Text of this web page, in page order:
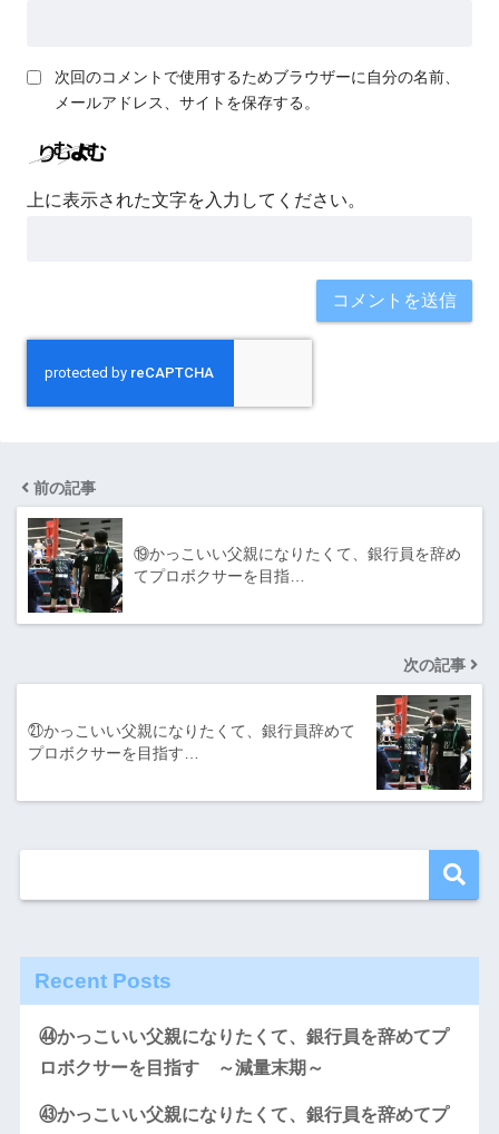
次回のコメントで使用するためブラウザーに自分の名前、
メールアドレス、サイトを保存する。
上に表示された文字を入力してください。
前の記事
⑲かっこいい父親になりたくて、銀行員を辞め
てプロボクサーを目指…
次の記事
㉑かっこいい父親になりたくて、銀行員辞めて
プロボクサーを目指す…
Recent Posts
㊹かっこいい父親になりたくて、銀行員を辞めてプ
ロボクサーを目指す ～減量末期～
㊸かっこいい父親になりたくて、銀行員を辞めてプ